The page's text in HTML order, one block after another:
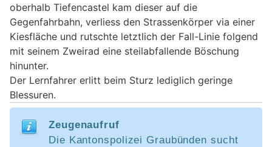
oberhalb Tiefencastel kam dieser auf die
Gegenfahrbahn, verliess den Strassenkörper via einer
Kiesfläche und rutschte letztlich der Fall-Linie folgend
mit seinem Zweirad eine steilabfallende Böschung
hinunter.
Der Lernfahrer erlitt beim Sturz lediglich geringe
Blessuren.
Zeugenaufruf
Die Kantonspolizei Graubünden sucht